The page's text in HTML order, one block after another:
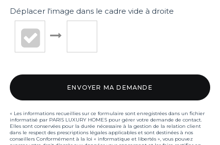
Déplacer l'image dans le cadre vide à droite
« Les informations recueillies sur ce formulaire sont enregistrées dans un fichier
informatisé par PARIS LUXURY HOMES pour gérer votre demande de contact.
Elles sont conservées pour la durée nécessaire à la gestion de la relation client
dans le respect des prescriptions légales applicables et sont destinées à nos
conseillers Conformément à la loi « informatique et libertés », vous pouvez